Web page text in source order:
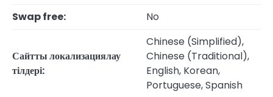
Swap free:
No
Сайтты локализациялау
тілдері:
Chinese (Simplified),
Chinese (Traditional),
English, Korean,
Portuguese, Spanish